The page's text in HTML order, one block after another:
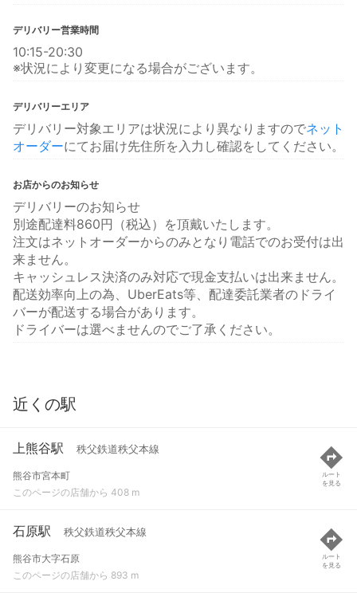
デリバリー営業時間
10:15-20:30
※状況により変更になる場合がございます。
デリバリーエリア
デリバリー対象エリアは状況により異なりますのでネット
オーダーにてお届け先住所を入力し確認をしてください。
お店からのお知らせ
デリバリーのお知らせ
別途配達料860円（税込）を頂戴いたします。
注文はネットオーダーからのみとなり電話でのお受付は出
来ません。
キャッシュレス決済のみ対応で現金支払いは出来ません。
配送効率向上の為、UberEats等、配達委託業者のドライ
バーが配送する場合があります。
ドライバーは選べませんのでご了承ください。
近くの駅
上熊谷駅 秩父鉄道秩父本線
熊谷市宮本町
このページの店舗から 408 m
ルート
を見る
石原駅 秩父鉄道秩父本線
熊谷市大字石原
このページの店舗から 893 m
ルート
を見る